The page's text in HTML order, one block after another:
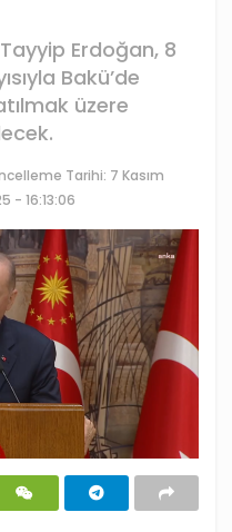
Erdoğan, 8
Bakü’de
üzere
Tarihi: 7 Kasım
- 16:13:06